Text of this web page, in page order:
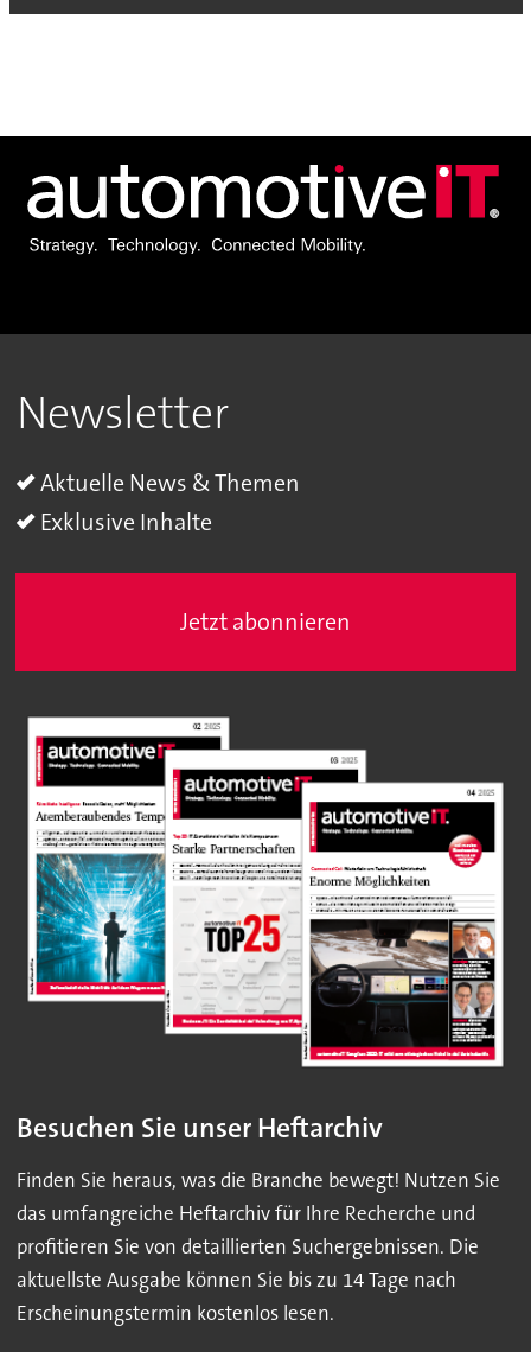
Newsletter
Aktuelle News & Themen
Exklusive Inhalte
Jetzt abonnieren
Besuchen Sie unser Heftarchiv
Finden Sie heraus, was die Branche bewegt! Nutzen Sie
das umfangreiche Heftarchiv für Ihre Recherche und
profitieren Sie von detaillierten Suchergebnissen. Die
aktuellste Ausgabe können Sie bis zu 14 Tage nach
Erscheinungstermin kostenlos lesen.